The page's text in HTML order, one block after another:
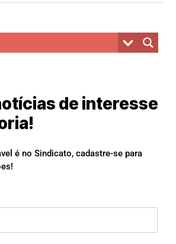
de interesse
é no Sindicato, cadastre-se para